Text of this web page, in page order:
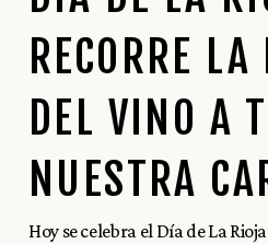
RECORRE LA
DEL VINO A
NUESTRA
Hoy se celebra el Día de La